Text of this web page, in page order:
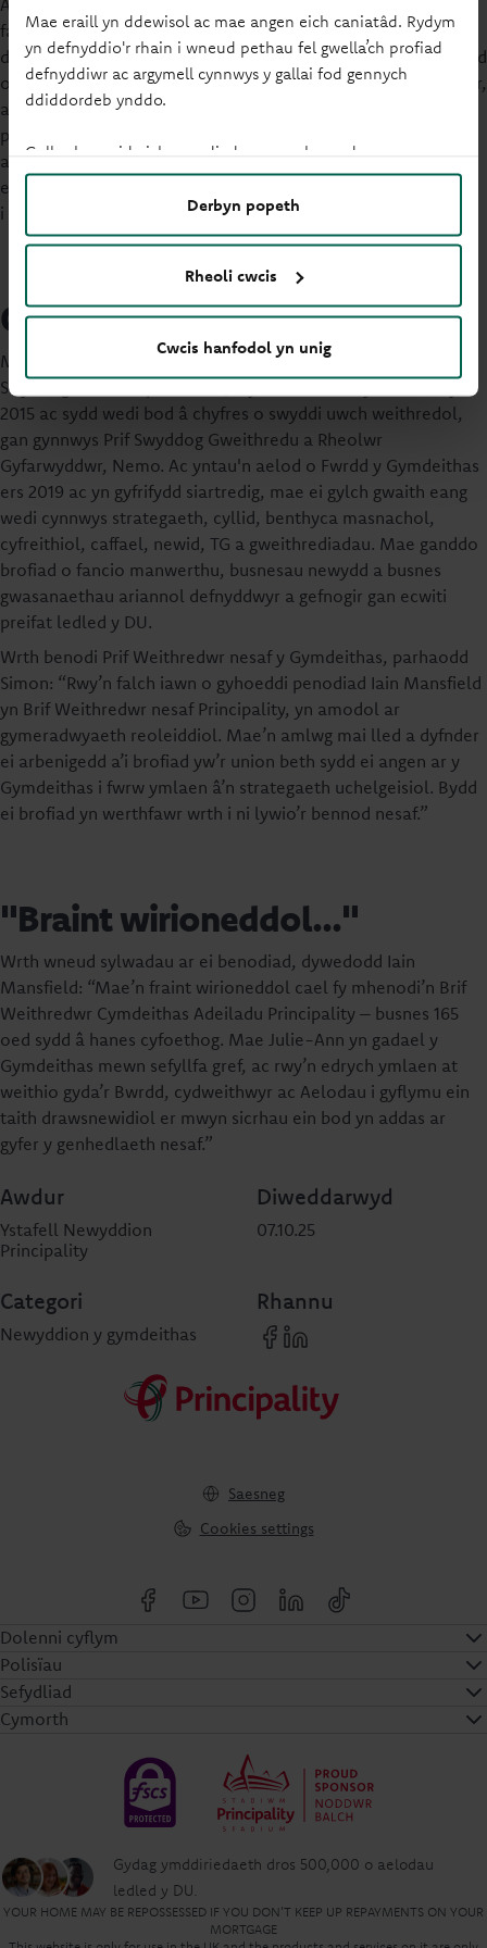
Mae eraill yn ddewisol ac mae angen eich caniatâd. Rydym
yn defnyddio'r rhain i wneud pethau fel gwella’ch profiad
defnyddiwr ac argymell cynnwys y gallai fod gennych
ddiddordeb ynddo.
Gallwch newid eich gosodiadau ar unrhyw adeg.
Derbyn popeth
Rheoli cwcis
Cwcis hanfodol yn unig
fawr arwain Principality drwy gyfnod sydd wedi bod yn
drawsnewidiol iawn. Gyda’n gilydd, rydym wedi helpu miloedd
o bobl i ddod o hyd i gartrefi, rydym wedi cefnogi ein cynilwyr,
ac rydym wedi cael effaith wirioneddol a pharhaol drwy ein
partneriaethau a’n mentrau. Rwyf wedi bod mor falch o
arwain ein cydweithwyr ymroddedig ac angerddol, i rannu yn
eu cyflawniadau, ac rwy'n hyderus y bydd y busnes yn parhau
i ffynnu o dan arweinyddiaeth newydd.”
Cyfnod Iain yn Principality
Mae hi'n trosglwyddo'r awenau i Iain Mansfield, y Prif
Swyddog Ariannol presennol, a ymunodd â'r Gymdeithas yn
2015 ac sydd wedi bod â chyfres o swyddi uwch weithredol,
gan gynnwys Prif Swyddog Gweithredu a Rheolwr
Gyfarwyddwr, Nemo. Ac yntau'n aelod o Fwrdd y Gymdeithas
ers 2019 ac yn gyfrifydd siartredig, mae ei gylch gwaith eang
wedi cynnwys strategaeth, cyllid, benthyca masnachol,
cyfreithiol, caffael, newid, TG a gweithrediadau. Mae ganddo
brofiad o fancio manwerthu, busnesau newydd a busnes
gwasanaethau ariannol defnyddwyr a gefnogir gan ecwiti
preifat ledled y DU.
Wrth benodi Prif Weithredwr nesaf y Gymdeithas, parhaodd
Simon: “Rwy’n falch iawn o gyhoeddi penodiad Iain Mansfield
yn Brif Weithredwr nesaf Principality, yn amodol ar
gymeradwyaeth reoleiddiol. Mae’n amlwg mai lled a dyfnder
ei arbenigedd a’i brofiad yw’r union beth sydd ei angen ar y
Gymdeithas i fwrw ymlaen â’n strategaeth uchelgeisiol. Bydd
ei brofiad yn werthfawr wrth i ni lywio’r bennod nesaf.”
"Braint wirioneddol..."
Wrth wneud sylwadau ar ei benodiad, dywedodd Iain
Mansfield: “Mae’n fraint wirioneddol cael fy mhenodi’n Brif
Weithredwr Cymdeithas Adeiladu Principality – busnes 165
oed sydd â hanes cyfoethog. Mae Julie-Ann yn gadael y
Gymdeithas mewn sefyllfa gref, ac rwy’n edrych ymlaen at
weithio gyda’r Bwrdd, cydweithwyr ac Aelodau i gyflymu ein
taith drawsnewidiol er mwyn sicrhau ein bod yn addas ar
gyfer y genhedlaeth nesaf.”
Awdur
Ystafell Newyddion
Principality
Diweddarwyd
07.10.25
Categori
Newyddion y gymdeithas
Rhannu
Saesneg
Cookies settings
Dolenni cyflym
Polisïau
Sefydliad
Cymorth
Gydag ymddiriedaeth dros 500,000 o aelodau
ledled y DU.
YOUR HOME MAY BE REPOSSESSED IF YOU DON'T KEEP UP REPAYMENTS ON YOUR
MORTGAGE